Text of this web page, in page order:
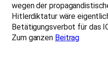
wegen der
Hitlerdiktatur wäre
Betätigungsverbot für das
Zum ganzen Beitrag